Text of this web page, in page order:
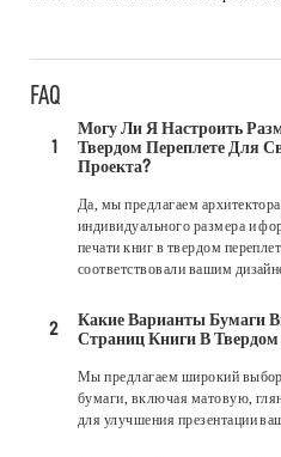
FAQ
1
Могу Ли Я Настроить
Твердом Переплете Для
Проекта?
Да, мы предлагаем
индивидуального размера и
печати книг в твердом
соответствовали вашим
2
Какие Варианты Бумаги
Страниц Книги В Твердом
Мы предлагаем широкий
бумаги, включая матовую,
для улучшения презентации